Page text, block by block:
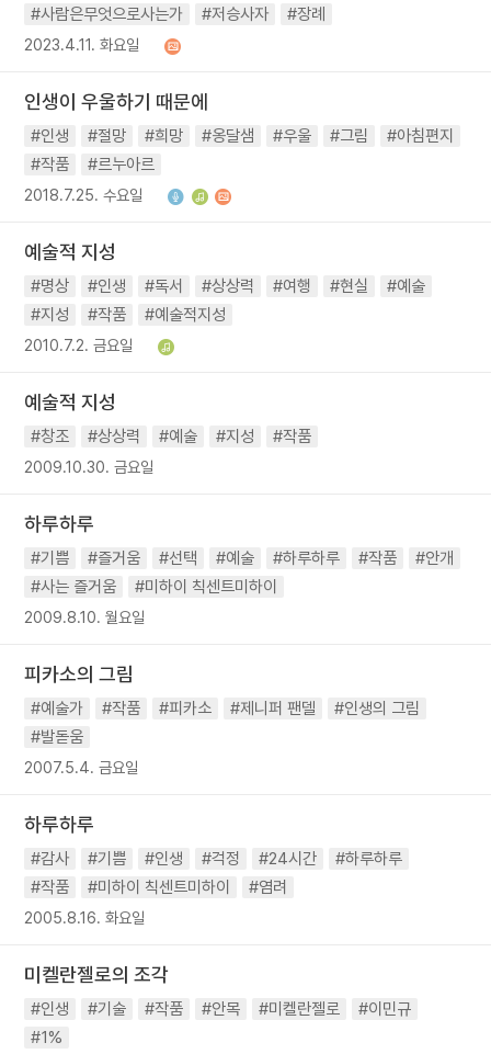
#사람은무엇으로사는가
#저승사자 #장례
2023.4.11. 화요일
인생이 우울하기 때문에
#인생 #절망 #희망 #옹달샘 #우울 #그림
#아침편지
#작품
#르누아르
2018.7.25. 수요일
예술적 지성
#명상 #인생 #독서 #상상력 #여행 #현실
#예술
#지성
#작품 #예술적지성
2010.7.2. 금요일
예술적 지성
#창조 #상상력 #예술 #지성 #작품
2009.10.30. 금요일
하루하루
#기쁨 #즐거움 #선택 #예술 #하루하루 #작품
#안개
#사는 즐거움
#미하이 칙센트미하이
2009.8.10. 월요일
피카소의 그림
#예술가 #작품 #피카소 #제니퍼 팬델
#인생의 그림
#발돋움
2007.5.4. 금요일
하루하루
#감사 #기쁨 #인생 #걱정 #24시간
#하루하루
#작품
#미하이 칙센트미하이 #염려
2005.8.16. 화요일
미켈란젤로의 조각
#인생 #기술 #작품 #안목 #미켈란젤로
#이민규
#1%